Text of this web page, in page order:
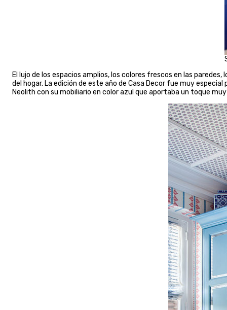
El lujo de los espacios amplios, los colores frescos en las
del hogar. La edición de este año de Casa Decor fue muy especial
Neolith con su mobiliario en color azul que aportaba un toque